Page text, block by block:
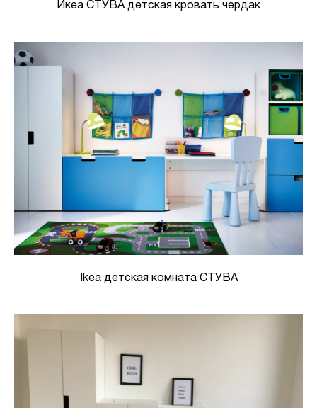
Икеа СТУВА детская кровать чердак
Ikea детская комната СТУВА